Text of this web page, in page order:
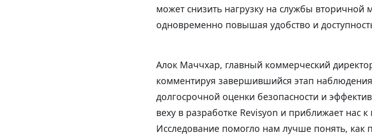
может снизить нагрузку на службы
одновременно повышая удобство и
Алок Маччхар, главный коммерческий
комментируя завершившийся этап
долгосрочной оценки безопасности и
веху в разработке Revisyon и приближает нас
Исследование помогло нам лучше понять,